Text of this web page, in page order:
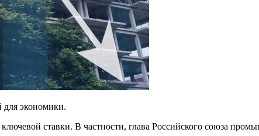
экономики.
ставки. В частности, глава Российского союза